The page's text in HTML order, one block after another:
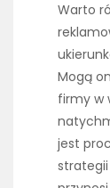
Warto
Mogą
firmy w
jest
strategii